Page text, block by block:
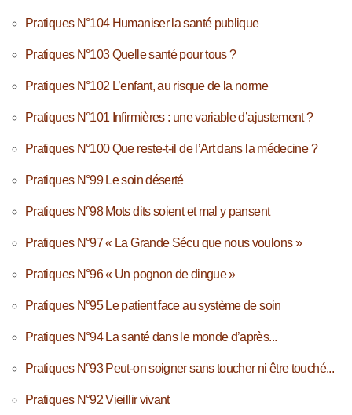
Pratiques N°104 Humaniser la santé publique
Pratiques N°103 Quelle santé pour tous ?
Pratiques N°102 L’enfant, au risque de la norme
Pratiques N°101 Infirmières : une variable d’ajustement ?
Pratiques N°100 Que reste-t-il de l’Art dans la médecine ?
Pratiques N°99 Le soin déserté
Pratiques N°98 Mots dits soient et mal y pansent
Pratiques N°97 « La Grande Sécu que nous voulons »
Pratiques N°96 « Un pognon de dingue »
Pratiques N°95 Le patient face au système de soin
Pratiques N°94 La santé dans le monde d’après...
Pratiques N°93 Peut-on soigner sans toucher ni être touché...
Pratiques N°92 Vieillir vivant